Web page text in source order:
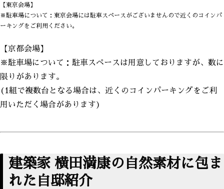
【東京会場】
※駐車場について：東京会場には駐車スペースがございませんので近くのコインパ
ーキングをご利用ください。
【京都会場】
※駐車場について：駐車スペースは用意しておりますが、数に
限りがあります。
(1組で複数台となる場合は、近くのコインパーキングをご利
用いただく場合があります)
建築家 横田満康の自然素材に包ま
れた自邸紹介